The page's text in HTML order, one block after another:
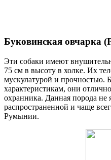
Буковинская овчарка
Эти собаки имеют
75 см в высоту в холке. Их
мускулатурой и прочностью.
характеристикам, они
охранника. Данная порода не
распространенной и чаще
Румынии.